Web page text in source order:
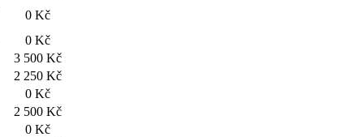
0 Kč
0 Kč
3 500 Kč
2 250 Kč
0 Kč
2 500 Kč
0 Kč